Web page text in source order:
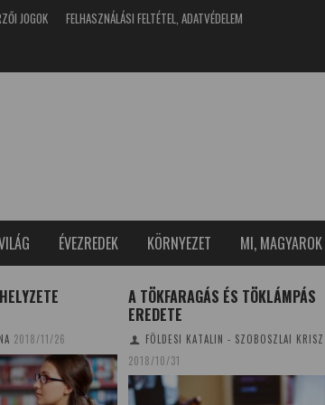
JOGOK
FELHASZNÁLÁSI FELTÉTEL, ADATVÉDELEM
ÉVEZREDEK KÖRNYEZET MI, MAGYAROK
KRISZTINA
DUNA KOLLÉGIUM OKTATÁSI
TUDOMÁNYPLÁZA